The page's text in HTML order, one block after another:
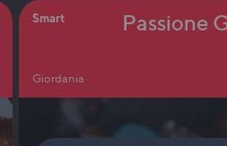
Smart
Giordania
Passione